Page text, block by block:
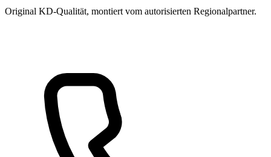
Original KD-Qualität, montiert vom autorisierten Regional­partner.